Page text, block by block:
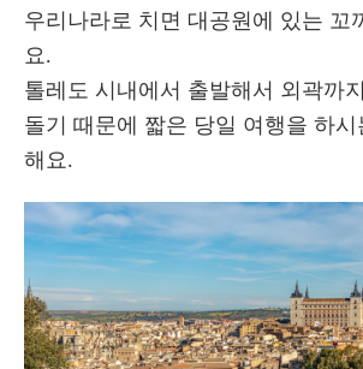
우리나라로 치면 대공원에 있는 꼬
요.
톨레도 시내에서 출발해서 외곽까
돌기 때문에 짧은 당일 여행을 하시
해요.